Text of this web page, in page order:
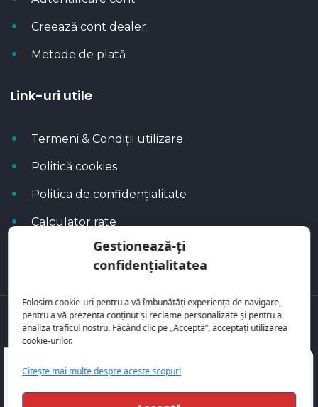
Gestionează-ți
confidențialitatea
Folosim cookie-uri pentru a vă îmbunătăți experiența de navigare,
pentru a vă prezenta conținut și reclame personalizate și pentru a
analiza traficul nostru. Făcând clic pe „Acceptă”, acceptați utilizarea
cookie-urilor.
Citește mai multe despre aceste scopuri
Creează cont dealer
Metode de plată
Link-uri utile
Termeni & Condiții utilizare
Politică cookies
Politica de confidențialitate
Calculator rate
Blog Autoflux
Toate mașinile se regăsesc peAutoFlux